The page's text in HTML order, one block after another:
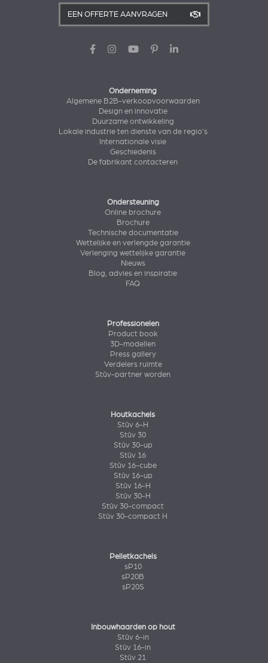
EEN OFFERTE AANVRAGEN
Onderneming
Algemene B2B-verkoopvoorwaarden
Design en innovatie
Duurzame ontwikkeling
Lokale industrie ten dienste van de regio's
Internationale visie
Geschiedenis
De fabrikant contacteren
Ondersteuning
Online brochure
Brochure
Technische documentatie
Wettelijke en verlengde garantie
Verlenging wettelijke garantie
Nieuws
Blog, advies en inspiratie
FAQ
Professionelen
Product book
3D-modellen
Press gallery
Verdelers ruimte
Stûv-partner worden
Houtkachels
Stûv 6-H
Stûv 30
Stûv 30-up
Stûv 16
Stûv 16-cube
Stûv 16-up
Stûv 16-H
Stûv 30-H
Stûv 30-compact
Stûv 30-compact H
Pelletkachels
sP10
sP20B
sP20S
Inbouwhaarden op hout
Stûv 6-in
Stûv 16-in
Stûv 21